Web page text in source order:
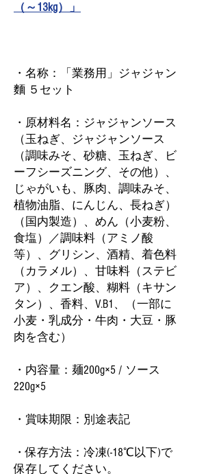
（～13kg）」
・名称：「業務用」ジャジャン
麵 ５セット
・原材料名：ジャジャンソース
（玉ねぎ、ジャジャンソース
（調味みそ、砂糖、玉ねぎ、ビ
ーフシーズニング、その他）、
じゃがいも、豚肉、調味みそ、
植物油脂、にんじん、長ねぎ）
（国内製造）、めん（小麦粉、
食塩）／調味料（アミノ酸
等）、グリシン、酒精、着色料
（カラメル）、甘味料（ステビ
ア）、クエン酸、糊料（キサン
タン）、香料、V.B1、（一部に
小麦・乳成分・牛肉・大豆・豚
肉を含む）
・内容量：麺200g×5 / ソース
220g×5
・賞味期限：別途表記
・保存方法：冷凍(-18℃以下)で
保存してください。